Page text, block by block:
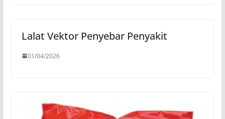
Lalat Vektor Penyebar Penyakit
01/04/2026